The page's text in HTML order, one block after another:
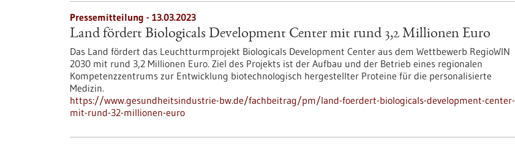
Pressemitteilung - 13.03.2023
Land fördert Biologicals Development Center mit rund 3,2 Millionen Euro
Das Land fördert das Leuchtturmprojekt Biologicals Development Center aus dem Wettbewerb RegioWIN
2030 mit rund 3,2 Millionen Euro. Ziel des Projekts ist der Aufbau und der Betrieb eines regionalen
Kompetenzzentrums zur Entwicklung biotechnologisch hergestellter Proteine für die personalisierte
Medizin.
https://www.gesundheitsindustrie-bw.de/fachbeitrag/pm/land-foerdert-biologicals-development-center-
mit-rund-32-millionen-euro